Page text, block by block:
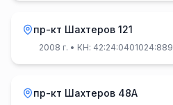
пр-кт Шахтеров 121
2008 г. • КН: 42:24:0401024:889
пр-кт Шахтеров 48А